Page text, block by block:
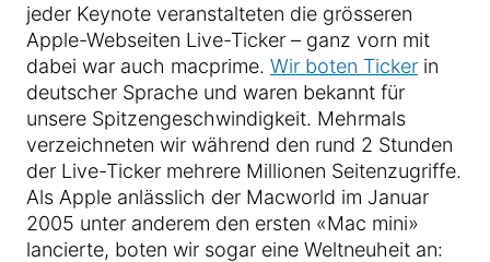
jeder Keynote veranstalteten die grösseren
Apple-Webseiten Live-Ticker – ganz vorn mit
dabei war auch macprime. Wir boten Ticker in
deutscher Sprache und waren bekannt für
unsere Spitzengeschwindigkeit. Mehrmals
verzeichneten wir während den rund 2 Stunden
der Live-Ticker mehrere Millionen Seitenzugriffe.
Als Apple anlässlich der Macworld im Januar
2005 unter anderem den ersten «Mac mini»
lancierte, boten wir sogar eine Weltneuheit an: